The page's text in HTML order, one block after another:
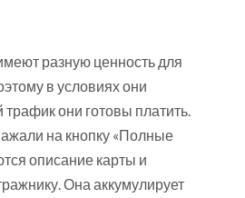
разную ценность для
в условиях они
трафик они готовы платить.
на кнопку «Полные
описание карты и
Она аккумулирует